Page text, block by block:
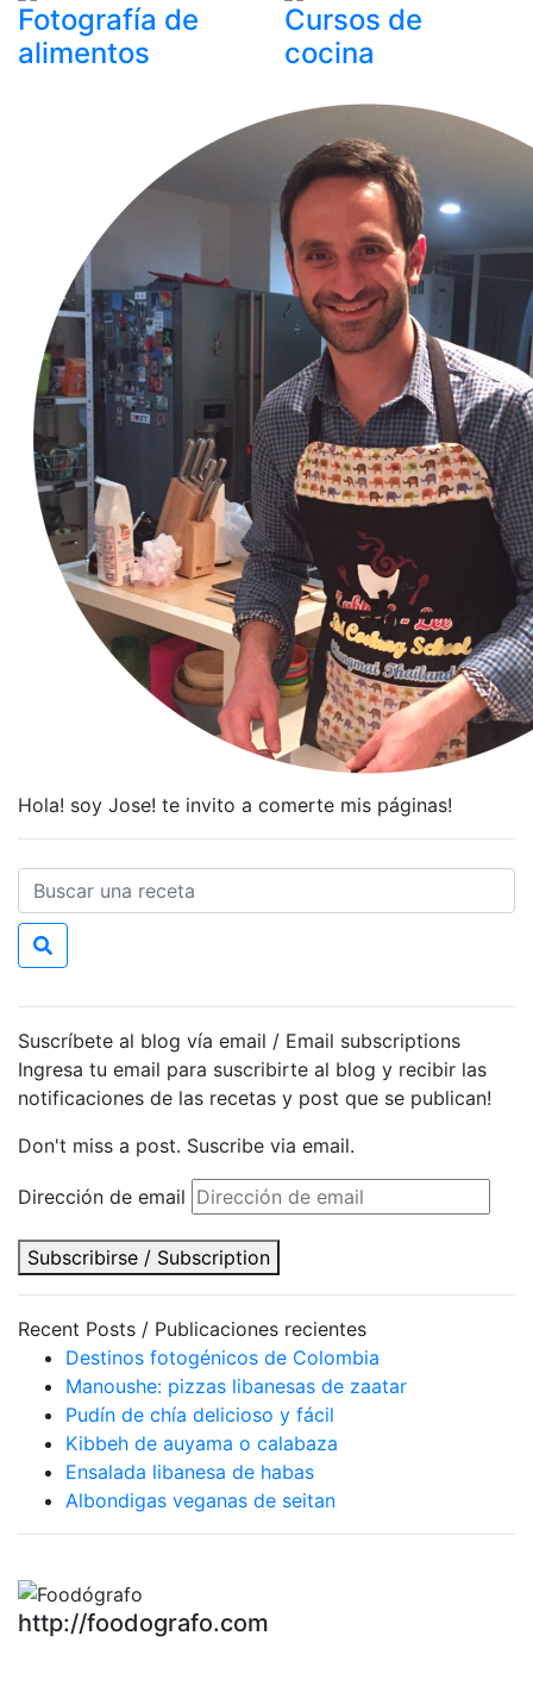
Fotografía de
alimentos
Cursos de
cocina
Hola! soy Jose! te invito a comerte mis páginas!
Suscríbete al blog vía email / Email subscriptions
Ingresa tu email para suscribirte al blog y recibir las
notificaciones de las recetas y post que se publican!
Don't miss a post. Suscribe via email.
Dirección de email
Subscribirse / Subscription
Recent Posts / Publicaciones recientes
Destinos fotogénicos de Colombia
Manoushe: pizzas libanesas de zaatar
Pudín de chía delicioso y fácil
Kibbeh de auyama o calabaza
Ensalada libanesa de habas
Albondigas veganas de seitan
http://foodografo.com